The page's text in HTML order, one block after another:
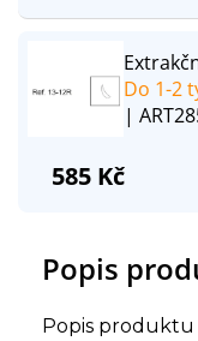
Popis
Popis
Do 1-2
|
585 Kč